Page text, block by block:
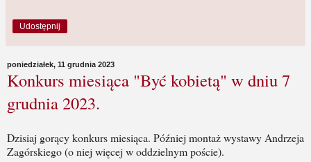
Udostępnij
poniedziałek, 11 grudnia 2023
Konkurs miesiąca "Być kobietą" w dniu 7
grudnia 2023.
Dzisiaj gorący konkurs miesiąca. Później montaż wystawy Andrzeja
Zagórskiego (o niej więcej w oddzielnym poście).